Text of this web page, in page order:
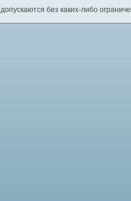
допускаются без каких-либо